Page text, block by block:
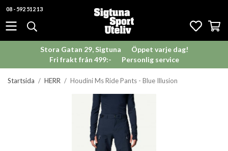
08 - 592 512 13
Stora Gatan 29, Sigtuna
Öppet varje dag!
Fri frakt från 499:-
Personlig service
Startsida / HERR / Houdini Ms Ride Pants - Blue Illusion